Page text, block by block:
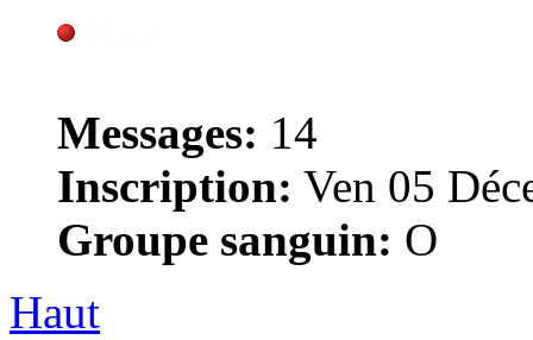
Messages: 14
Inscription: Ven 05
Groupe sanguin: O
Haut